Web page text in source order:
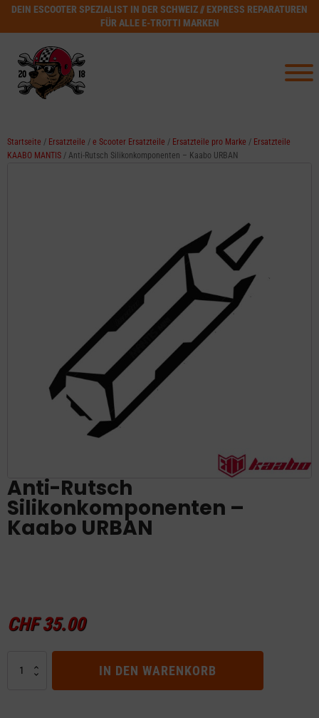
DEIN ESCOOTER SPEZIALIST IN DER SCHWEIZ // EXPRESS REPARATUREN
FÜR ALLE E-TROTTI MARKEN
Startseite / Ersatzteile / e Scooter Ersatzteile / Ersatzteile pro Marke / Ersatzteile
KAABO MANTIS / Anti-Rutsch Silikonkomponenten – Kaabo URBAN
Anti-Rutsch
Silikonkomponenten –
Kaabo URBAN
CHF35.00
Silikonkomponenten
IN DEN WARENKORB